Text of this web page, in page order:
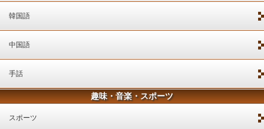
韓国語
中国語
手話
趣味・音楽・スポーツ
スポーツ